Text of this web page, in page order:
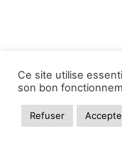
Ce site utilise
son bon
Refuser